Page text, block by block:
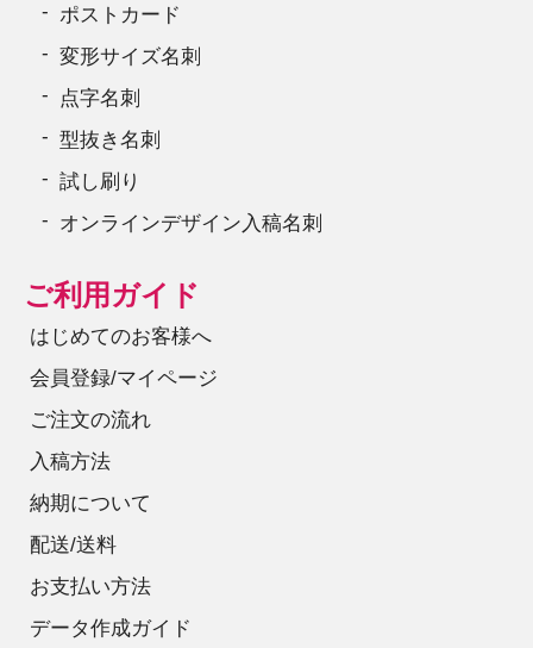
ポストカード
変形サイズ名刺
点字名刺
型抜き名刺
試し刷り
オンラインデザイン入稿名刺
ご利用ガイド
はじめてのお客様へ
会員登録/マイページ
ご注文の流れ
入稿方法
納期について
配送/送料
お支払い方法
データ作成ガイド